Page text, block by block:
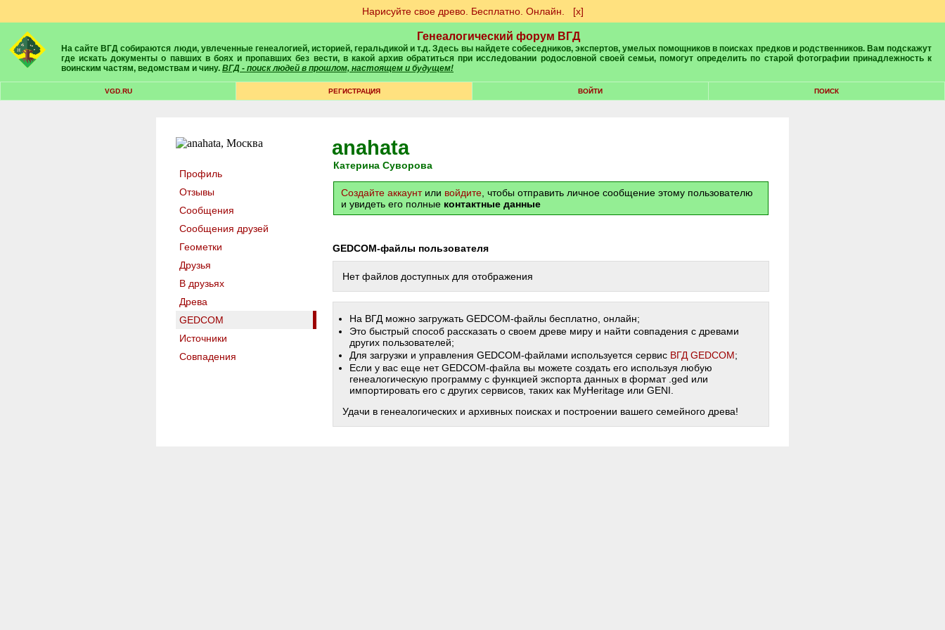
Нарисуйте свое древо. Бесплатно. Онлайн. [х]
Генеалогический форум ВГД
На сайте ВГД собираются люди, увлеченные генеалогией, историей, геральдикой и т.д. Здесь вы найдете собеседников, экспертов, умелых помощников в поисках предков и родственников. Вам подскажут
где искать документы о павших в боях и пропавших без вести, в какой архив обратиться при исследовании родословной своей семьи, помогут определить по старой фотографии принадлежность к
воинским частям, ведомствам и чину. ВГД - поиск людей в прошлом, настоящем и будущем!
VGD.RU РЕГИСТРАЦИЯ ВОЙТИ ПОИСК
Профиль
Отзывы
Сообщения
Сообщения друзей
Геометки
Друзья
В друзьях
Древа
GEDCOM
Источники
Совпадения
anahata
Катерина Суворова
Создайте аккаунтили войдите , чтобы отправить личное сообщение этому пользователю
и увидеть его полные контактные данные
GEDCOM-файлы пользователя
Нет файлов доступных для отображения
На ВГД можно загружать GEDCOM-файлы бесплатно, онлайн;
Это быстрый способ рассказать о своем древе миру и найти совпадения с древами
других пользователей;
Для загрузки и управления GEDCOM-файлами используется сервис ВГД GEDCOM;
Если у вас еще нет GEDCOM-файла вы можете создать его используя любую
генеалогическую программу с функцией экспорта данных в формат .ged или
импортировать его с других сервисов, таких как MyHeritage или GENI.
Удачи в генеалогических и архивных поисках и построении вашего семейного древа!